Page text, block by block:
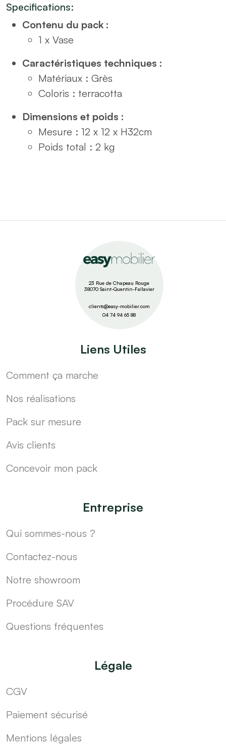
quantity
Specifications:
Contenu du pack :
1 x Vase
Caractéristiques techniques :
Matériaux : Grès
Coloris : terracotta
Dimensions et poids :
Mesure : 12 x 12 x H32cm
Poids total : 2 kg
23 Rue de Chapeau Rouge
38070 Saint-Quentin-Fallavier
clients@easy-mobilier.com
04 74 94 65 88
Liens Utiles
Comment ça marche
Nos réalisations
Pack sur mesure
Avis clients
Concevoir mon pack
Entreprise
Qui sommes-nous ?
Contactez-nous
Notre showroom
Procédure SAV
Questions fréquentes
Légale
CGV
Paiement sécurisé
Mentions légales